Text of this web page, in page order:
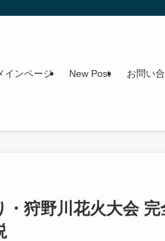
インページ New Post お問い
・狩野川花火大会